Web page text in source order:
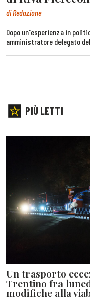
di Redazione
Dopo un'esperienza in
amministratore delegato
PIÙ LETTI
Un trasporto
Trentino fra
modifiche alla